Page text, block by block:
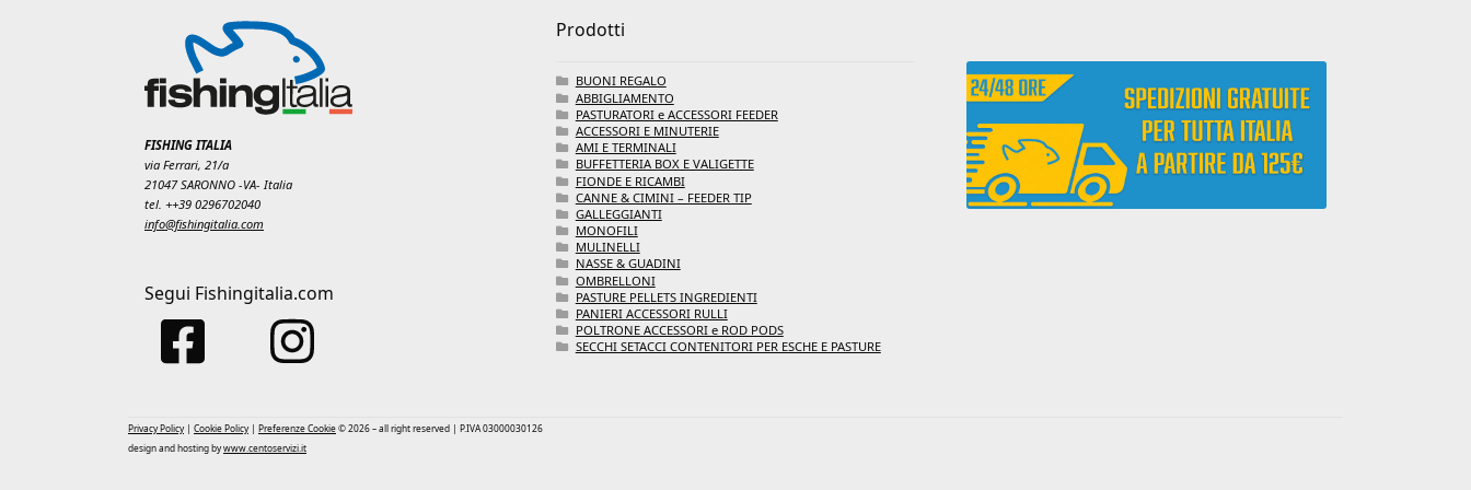
FISHING ITALIA
via Ferrari, 21/a
21047 SARONNO -VA- Italia
tel. ++39 0296702040
info@fishingitalia.com
Segui Fishingitalia.com
Prodotti
BUONI REGALO
ABBIGLIAMENTO
PASTURATORI e ACCESSORI FEEDER
ACCESSORI E MINUTERIE
AMI E TERMINALI
BUFFETTERIA BOX E VALIGETTE
FIONDE E RICAMBI
CANNE & CIMINI – FEEDER TIP
GALLEGGIANTI
MONOFILI
MULINELLI
NASSE & GUADINI
OMBRELLONI
PASTURE PELLETS INGREDIENTI
PANIERI ACCESSORI RULLI
POLTRONE ACCESSORI e ROD PODS
SECCHI SETACCI CONTENITORI PER ESCHE E PASTURE
Privacy Policy | Cookie Policy | Preferenze Cookie© 2026 – all right reserved | P.IVA 03000030126
design and hosting bywww.centoservizi.it